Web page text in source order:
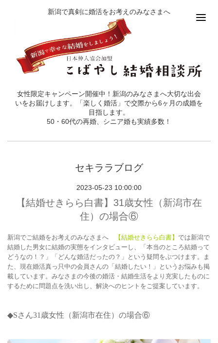
新潟で真剣に婚活をお考えのみなさまへ
女性限定キャンペーン開催中！新潟のみなさまへ大切な出会
いをお届けします。「楽しく婚活」で交際から6ヶ月の成婚を
目指します。
50・60代の再婚、シニア婚も実績多数！
セキララブログ
2023-05-23 10:00:00
【結婚せきらら白書】31歳女性（新潟市在
住）の場合⑥
新潟でご結婚をお考えのみなさまへ 【結婚せきらら白書】 では新潟で
結婚した男女に結婚の実態をインタビューし、「本当のところ結婚って
どうなの！？」「どんな婚活だったの？」という疑問をぶつけます。ま
た、現在婚活真っ只中の会員さんの「結婚したい！」というお悩みも掲
載しています。みなさまの今後の婚活・結婚生活をより充実したものに
するために問題点を洗い出し、解決へのヒントをご提案しています。
◆Sさん31 歳女性（新潟市在住）の場合⑥